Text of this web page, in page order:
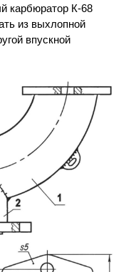
карбюратор К-68
из выхлопной
впускной